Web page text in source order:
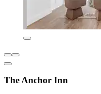
The Anchor Inn